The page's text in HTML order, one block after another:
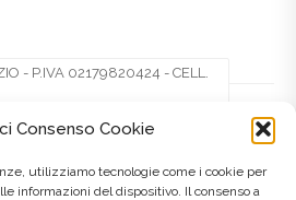
Consenso Cookie
utilizziamo tecnologie come i cookie per
informazioni del dispositivo. Il consenso a
- P.IVA 02179820424 - CELL.
Twitter Pinterest